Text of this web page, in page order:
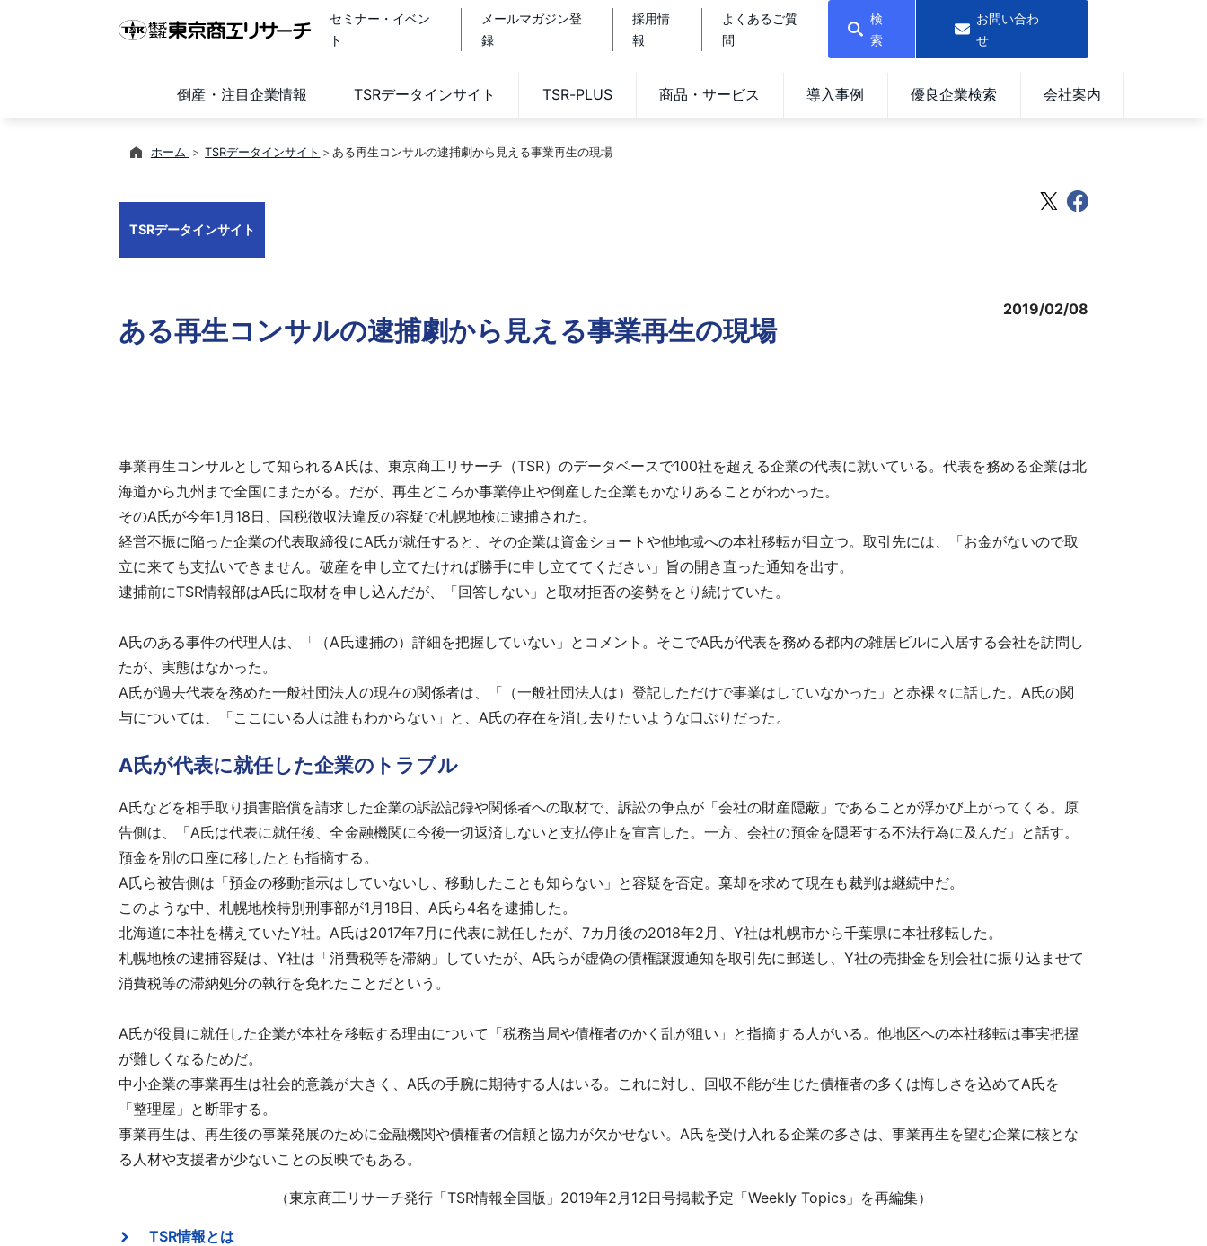
セミナー・イベン
ト
メールマガジン登
録
採用情
報
よくあるご質
問
検
索
お問い合わ
せ
倒産・注目企業情報 TSRデータインサイト TSR-PLUS 商品・サービス 導入事例 優良企業検索 会社案内
ホーム TSRデータインサイト ある再生コンサルの逮捕劇から見える事業再生の現場
TSRデータインサイト
ある再生コンサルの逮捕劇から見える事業再生の現場
2019/02/08
事業再生コンサルとして知られるA氏は、東京商工リサーチ（TSR）のデータベースで100社を超える企業の代表に就いている。代表を務める企業は北
海道から九州まで全国にまたがる。だが、再生どころか事業停止や倒産した企業もかなりあることがわかった。
そのA氏が今年1月18日、国税徴収法違反の容疑で札幌地検に逮捕された。
経営不振に陥った企業の代表取締役にA氏が就任すると、その企業は資金ショートや他地域への本社移転が目立つ。取引先には、「お金がないので取
立に来ても支払いできません。破産を申し立てたければ勝手に申し立ててください」旨の開き直った通知を出す。
逮捕前にTSR情報部はA氏に取材を申し込んだが、「回答しない」と取材拒否の姿勢をとり続けていた。
A氏のある事件の代理人は、「（A氏逮捕の）詳細を把握していない」とコメント。そこでA氏が代表を務める都内の雑居ビルに入居する会社を訪問し
たが、実態はなかった。
A氏が過去代表を務めた一般社団法人の現在の関係者は、「（一般社団法人は）登記しただけで事業はしていなかった」と赤裸々に話した。A氏の関
与については、「ここにいる人は誰もわからない」と、A氏の存在を消し去りたいような口ぶりだった。
A氏が代表に就任した企業のトラブル
A氏などを相手取り損害賠償を請求した企業の訴訟記録や関係者への取材で、訴訟の争点が「会社の財産隠蔽」であることが浮かび上がってくる。原
告側は、「A氏は代表に就任後、全金融機関に今後一切返済しないと支払停止を宣言した。一方、会社の預金を隠匿する不法行為に及んだ」と話す。
預金を別の口座に移したとも指摘する。
A氏ら被告側は「預金の移動指示はしていないし、移動したことも知らない」と容疑を否定。棄却を求めて現在も裁判は継続中だ。
このような中、札幌地検特別刑事部が1月18日、A氏ら4名を逮捕した。
北海道に本社を構えていたY社。A氏は2017年7月に代表に就任したが、7カ月後の2018年2月、Y社は札幌市から千葉県に本社移転した。
札幌地検の逮捕容疑は、Y社は「消費税等を滞納」していたが、A氏らが虚偽の債権譲渡通知を取引先に郵送し、Y社の売掛金を別会社に振り込ませて
消費税等の滞納処分の執行を免れたことだという。
A氏が役員に就任した企業が本社を移転する理由について「税務当局や債権者のかく乱が狙い」と指摘する人がいる。他地区への本社移転は事実把握
が難しくなるためだ。
中小企業の事業再生は社会的意義が大きく、A氏の手腕に期待する人はいる。これに対し、回収不能が生じた債権者の多くは悔しさを込めてA氏を
「整理屋」と断罪する。
事業再生は、再生後の事業発展のために金融機関や債権者の信頼と協力が欠かせない。A氏を受け入れる企業の多さは、事業再生を望む企業に核とな
る人材や支援者が少ないことの反映でもある。
（東京商工リサーチ発行「TSR情報全国版」2019年2月12日号掲載予定「Weekly Topics」を再編集）
TSR情報とは